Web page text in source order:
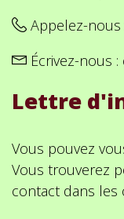
Appelez-nous
Écrivez-nous :
Lettre
Vous pouvez
Vous trouverez
contact dans les